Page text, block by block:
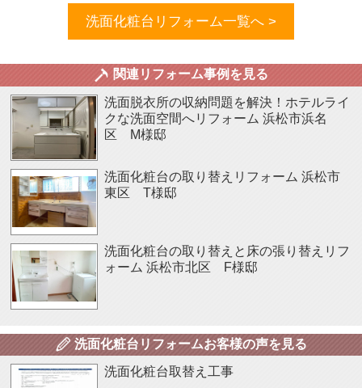
洗面化粧台リフォーム一覧へ >
関連リフォーム事例を見る
洗面脱衣所の収納問題を解決！ホテルライ
クな洗面空間へリフォーム 浜松市浜名
区 M様邸
洗面化粧台の取り替えリフォーム 浜松市
東区 T様邸
洗面化粧台の取り替えと床の張り替えリフ
ォーム 浜松市北区 F様邸
洗面化粧台リフォームお客様の声を見る
洗面化粧台取替え工事